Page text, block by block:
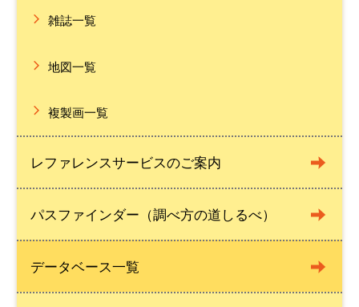
雑誌一覧
地図一覧
複製画一覧
レファレンスサービスのご案内
パスファインダー（調べ方の道しるべ）
データベース一覧